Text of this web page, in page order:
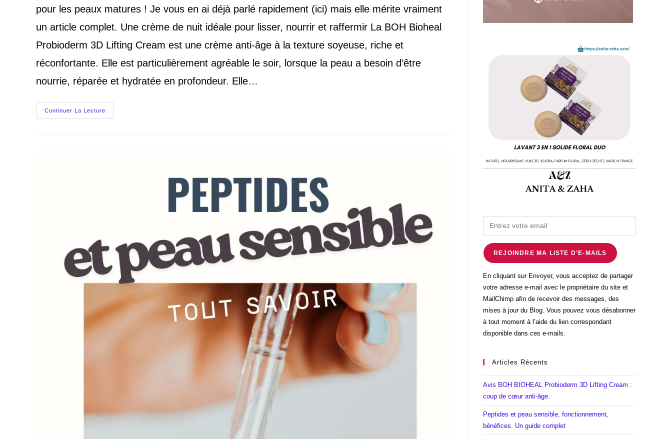
pour les peaux matures ! Je vous en ai déjà parlé rapidement (ici) mais elle mérite vraiment
un article complet. Une crème de nuit idéale pour lisser, nourrir et raffermir La BOH Bioheal
Probioderm 3D Lifting Cream est une crème anti-âge à la texture soyeuse, riche et
réconfortante. Elle est particulièrement agréable le soir, lorsque la peau a besoin d’être
nourrie, réparée et hydratée en profondeur. Elle…
Continuer La Lecture
BOH
REJOINDRE MA LISTE D’E-MAILS
En cliquant sur Envoyer, vous acceptez de partager
votre adresse e-mail avec le propriétaire du site et
MailChimp afin de recevoir des messages, des
mises à jour du Blog. Vous pouvez vous désabonner
à tout moment à l’aide du lien correspondant
disponible dans ces e-mails.
Articles Récents
Avis BOH BIOHEAL Probioderm 3D Lifting Cream :
coup de cœur anti-âge.
Peptides et peau sensible, fonctionnement,
bénéfices. Un guide complet